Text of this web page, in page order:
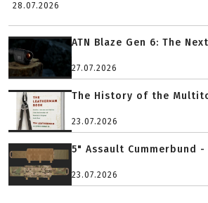
28.07.2026
ATN Blaze Gen 6: The
27.07.2026
The History of the
23.07.2026
5" Assault Cummerbund
23.07.2026